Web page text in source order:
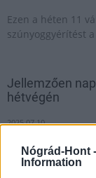
Nógrád-Hont -
Information
Ezen a héten 11
szúnyoggyérítést
Jellemzően
hétvégén
2025.07.10